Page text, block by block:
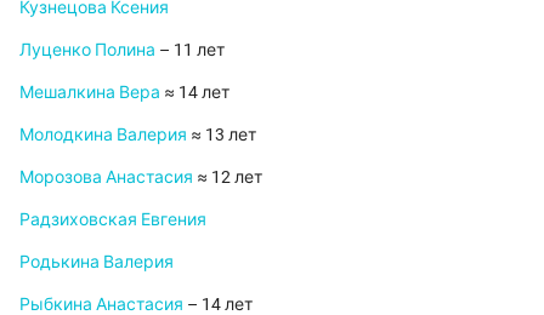
Кузнецова Ксения
Луценко Полина – 11 лет
Мешалкина Вера ≈ 14 лет
Молодкина Валерия ≈ 13 лет
Морозова Анастасия ≈ 12 лет
Радзиховская Евгения
Родькина Валерия
Рыбкина Анастасия – 14 лет